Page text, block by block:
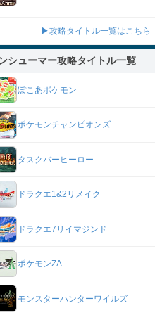
▶攻略タイトル一覧はこちら
シューマー攻略タイトル一覧
ぽこあポケモン
ポケモンチャンピオンズ
タスクバーヒーロー
ドラクエ1&2リメイク
ドラクエ7リイマジンド
ポケモンZA
モンスターハンターワイルズ